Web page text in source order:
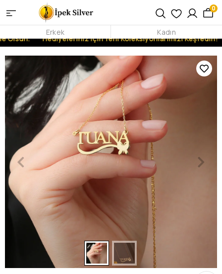
Hediyeleriniz İçin Yeni Koleksiyonlarımızı Keşfedin!
0
Erkek Kadın